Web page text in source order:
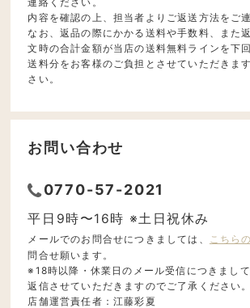
内容を確認の上、担当者よりご返送方法をご
なお、返品の際にかかる送料や手数料、また
文時の合計金額が当店の送料無料ラインを下
送料分をお客様のご負担とさせていただきま
さい。
お問い合わせ
0770-57-2021
平日9時〜16時 ※土日祝休み
メールでのお問合せにつきましては、 こちら
問合せ願います。
※18時以降・休業日のメール受信につきまし
返信させていただきますのでご了承ください。
店舗運営責任者：江藤彩夏